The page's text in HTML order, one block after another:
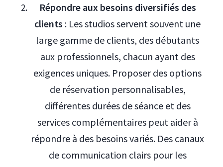
Répondre aux besoins diversifiés des
clients : Les studios servent souvent une
large gamme de clients, des débutants
aux professionnels, chacun ayant des
exigences uniques. Proposer des options
de réservation personnalisables,
différentes durées de séance et des
services complémentaires peut aider à
répondre à des besoins variés. Des canaux
de communication clairs pour les